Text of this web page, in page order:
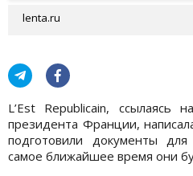
lenta.ru
L’Est Republicain, ссылаясь
президента Франции,
подготовили документы
самое ближайшее время они